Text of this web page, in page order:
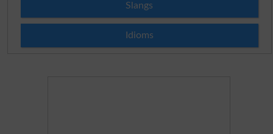
Slangs
Idioms